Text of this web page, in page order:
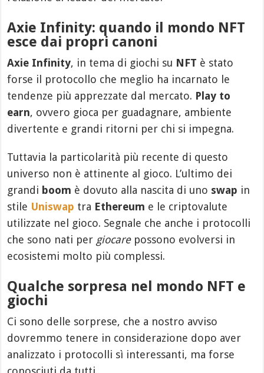
Axie Infinity: quando il mondo NFT
esce dai propri canoni
Axie Infinity, in tema di giochi su NFT è stato
forse il protocollo che meglio ha incarnato le
tendenze più apprezzate dal mercato. Play to
earn, ovvero gioca per guadagnare, ambiente
divertente e grandi ritorni per chi si impegna.
Tuttavia la particolarità più recente di questo
universo non è attinente al gioco. L’ultimo dei
grandi boom è dovuto alla nascita di uno swap in
stile Uniswap tra Ethereum e le criptovalute
utilizzate nel gioco. Segnale che anche i protocolli
che sono nati per giocarepossono evolversi in
ecosistemi molto più complessi.
Qualche sorpresa nel mondo NFT e
giochi
Ci sono delle sorprese, che a nostro avviso
dovremmo tenere in considerazione dopo aver
analizzato i protocolli sì interessanti, ma forse